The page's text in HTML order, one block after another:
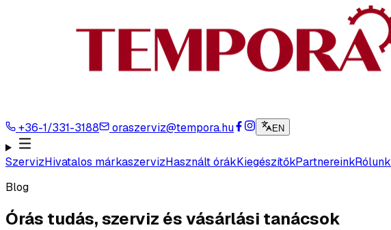
+36-1/331-3188 oraszerviz@tempora.hu EN
SzervizHivatalos márkaszervizHasznált órákKiegészítőkPartnereinkRólunk
Blog
Órás tudás, szerviz és vásárlási tanácsok